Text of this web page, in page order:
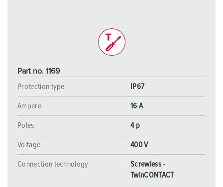
Part no. 1169
Protection type
IP67
Ampere 16 A
Poles 4 p
Voltage 400 V
Connection technology
Screwless -
TwinCONTACT